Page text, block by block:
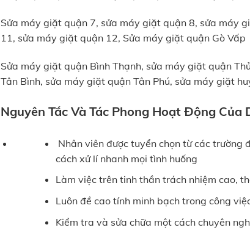
Sửa máy giặt quận 7, sửa máy giặt quận 8, sửa máy
11, sửa máy giặt quận 12, Sửa máy giặt quận Gò Vấp
Sửa máy giặt quận Bình Thạnh, sửa máy giặt quận
Tân Bình, sửa máy giặt quận Tân Phú, sửa máy giặt
Nguyên Tắc Và Tác Phong Hoạt Động Của
Nhân viên được tuyển chọn từ các trường
cách xử lí nhanh mọi tình huống
Làm việc trên tinh thần trách nhiệm cao,
Luôn đề cao tính minh bạch trong công
Kiểm tra và sửa chữa một cách chuyên